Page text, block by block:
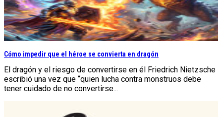
Cómo impedir que el héroe se convierta en dragón
El dragón y el riesgo de convertirse en él Friedrich Nietzsche
escribió una vez que “quien lucha contra monstruos debe
tener cuidado de no convertirse...